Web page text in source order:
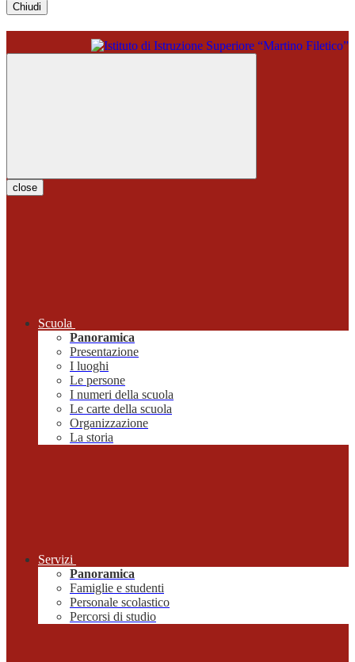
Chiudi
close
Scuola
Panoramica
Presentazione
I luoghi
Le persone
I numeri della scuola
Le carte della scuola
Organizzazione
La storia
Servizi
Panoramica
Famiglie e studenti
Personale scolastico
Percorsi di studio